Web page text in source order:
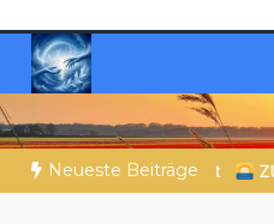
Inhalt
springen
Christliche
Materialien, die
leiten.
Neueste Beiträge
Das Gebet, das das Herz